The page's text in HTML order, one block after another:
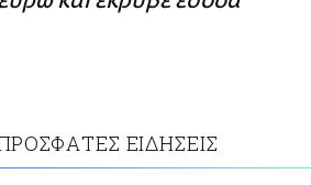
ΕΙΔΗΣΕΙΣ